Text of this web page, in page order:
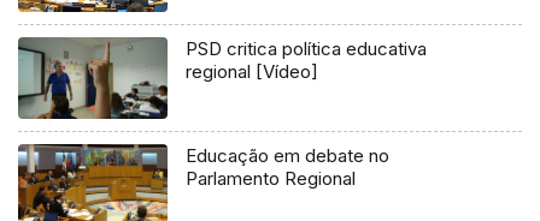
PSD critica política educativa
regional [Vídeo]
Educação em debate no
Parlamento Regional